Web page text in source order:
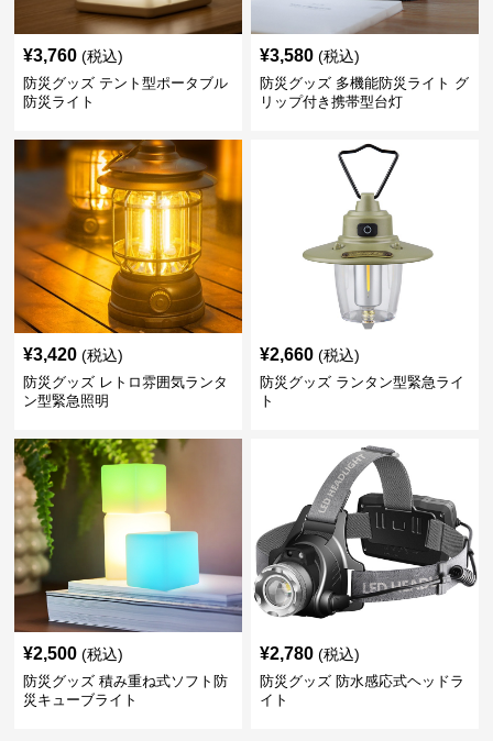
¥3,760 (税込)
防災グッズ テント型ポータブル
防災ライト
¥3,580 (税込)
防災グッズ 多機能防災ライト グ
リップ付き携帯型台灯
¥3,420 (税込)
防災グッズ レトロ雰囲気ランタ
ン型緊急照明
¥2,660 (税込)
防災グッズ ランタン型緊急ライ
ト
¥2,500 (税込)
防災グッズ 積み重ね式ソフト防
災キューブライト
¥2,780 (税込)
防災グッズ 防水感応式ヘッドラ
イト